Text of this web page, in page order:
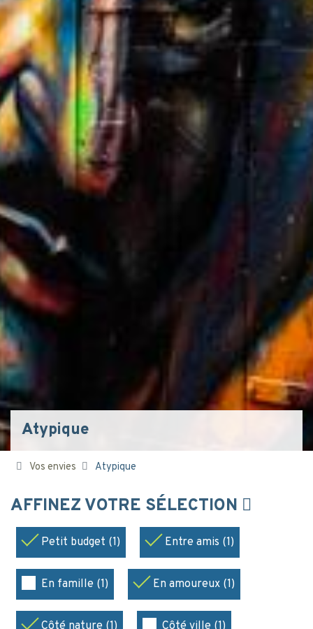
Atypique
Vos envies Atypique
AFFINEZ VOTRE SÉLECTION
Petit budget (1) Entre amis (1)
En famille (1) En amoureux (1)